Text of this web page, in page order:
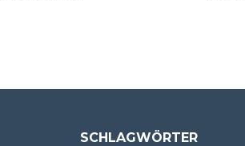
SCHLAGWÖRTER